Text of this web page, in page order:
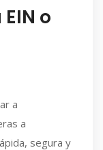
o
a
a
segura y